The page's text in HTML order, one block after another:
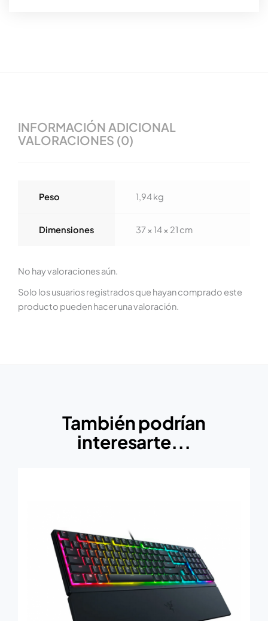
INFORMACIÓN ADICIONAL
VALORACIONES (0)
Peso 1,94 kg
Dimensiones 37 × 14 × 21 cm
No hay valoraciones aún.
Solo los usuarios registrados que hayan comprado este
producto pueden hacer una valoración.
También podrían
interesarte...